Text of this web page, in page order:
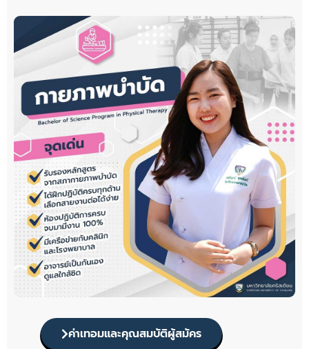
ค่าเทอมและคุณสมบัติผู้สมัคร